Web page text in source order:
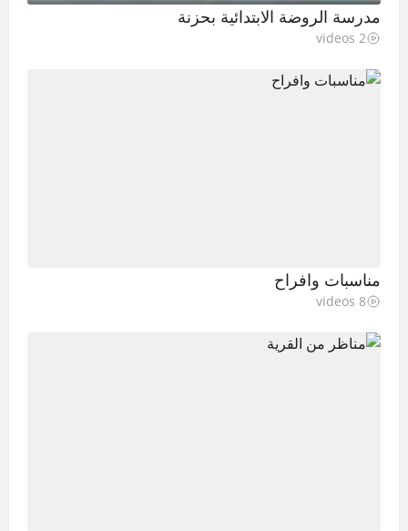
مدرسة الروضة الابتدائية بحزنة
2 videos
مناسبات وافراح
8 videos